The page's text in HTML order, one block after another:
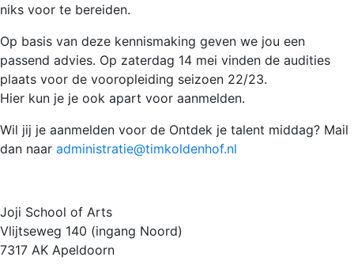
niks voor te bereiden.
Op basis van deze kennismaking geven we jou een
passend advies. Op zaterdag 14 mei vinden de audities
plaats voor de vooropleiding seizoen 22/23.
Hier kun je je ook apart voor aanmelden.
Wil jij je aanmelden voor de Ontdek je talent middag? Mail
dan naar administratie@timkoldenhof.nl
Joji School of Arts
Vlijtseweg 140 (ingang Noord)
7317 AK Apeldoorn